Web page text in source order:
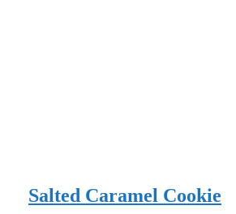
Salted Caramel Cookie